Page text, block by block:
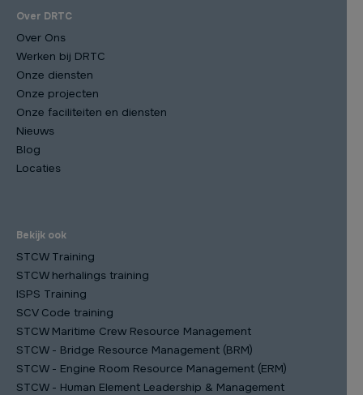
Over DRTC
Over Ons
Werken bij DRTC
Onze diensten
Onze projecten
Onze faciliteiten en diensten
Nieuws
Blog
Locaties
Bekijk ook
STCW Training
STCW herhalings training
ISPS Training
SCV Code training
STCW Maritime Crew Resource Management
STCW - Bridge Resource Management (BRM)
STCW - Engine Room Resource Management (ERM)
STCW - Human Element Leadership & Management